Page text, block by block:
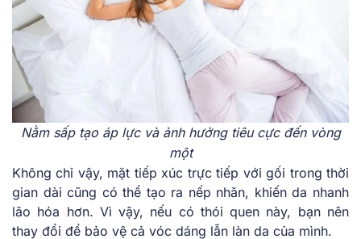
Nằm sấp tạo áp lực và ảnh hưởng tiêu cực đến vòng
một
Không chỉ vậy, mặt tiếp xúc trực tiếp với gối trong thời
gian dài cũng có thể tạo ra nếp nhăn, khiến da nhanh
lão hóa hơn. Vì vậy, nếu có thói quen này, bạn nên
thay đổi để bảo vệ cả vóc dáng lẫn làn da của mình.